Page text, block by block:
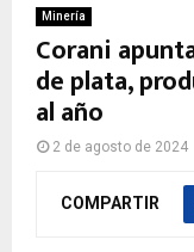
Minería
Corani
de plata,
al año
2 de agosto de 2024
COMPARTIR